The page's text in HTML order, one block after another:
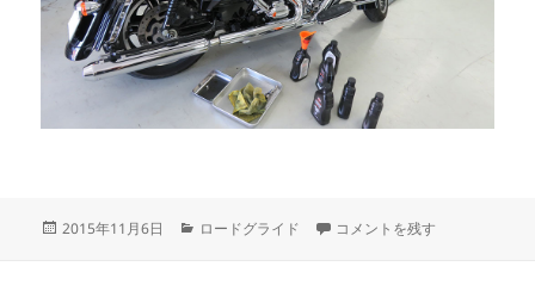
投
2015年11月6日
カ
ロードグライド ロードグライドスペシャル12
コメントを残す